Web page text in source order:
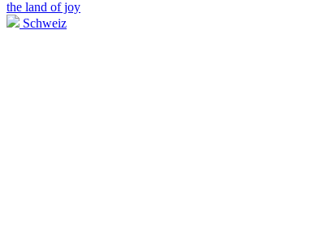
the land of joy
Schweiz